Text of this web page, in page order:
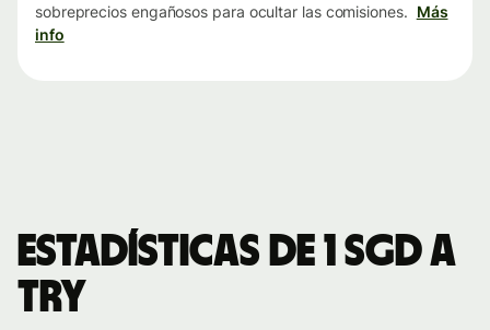
sobreprecios engañosos para ocultar las comisiones. Más
info
Estadísticas de 1 SGD a
TRY